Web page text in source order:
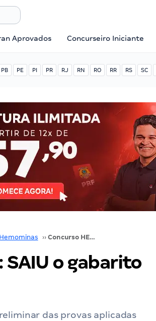
Aprovados Concurseiro Iniciante
PB PE PI PR RJ RN RO RR RS SC
›› Concurso HEMOMINAS: SAIU o gabarito preliminar! Confira!
SAIU o gabarito
das provas aplicadas